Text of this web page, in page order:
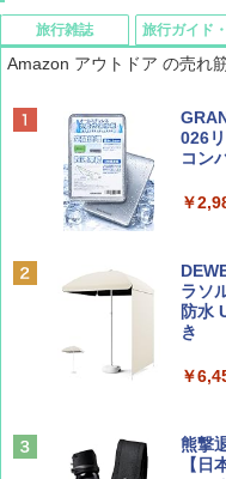
旅行雑誌
BE-
ディ
誌] (
￥713
￥
旅行ガイド
地球
￥
D40
力的
￥
球の
[キャ
プテ
ッと
&ハ
ト プ
ーチ
￥
Amazon アウトドア の売れ
026
コン
￥
ラソ
防水
き
￥
熊撃
【